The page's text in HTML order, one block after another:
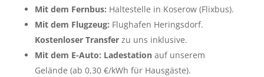
Mit dem Fernbus: Haltestelle in Koserow (Flixbus).
Mit dem Flugzeug: Flughafen Heringsdorf.
Kostenloser Transferzu uns inklusive.
Mit dem E-Auto: Ladestationauf unserem
Gelände (ab 0,30 €/kWh für Hausgäste).